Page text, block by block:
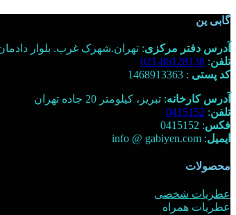
گابی ین
آدرس دفتر مرکزی: تهران.شهرک غرب. بلوار دادمان.
تلفن:
86128138-021
کد پستی : 1468913363
آدرس کارخانه: تبریز، کیلومتر 20 جاده تهران
تلفن:
0415152
فکس: 0415152
ایمیل: info @ gabiyen.com
محصولات
عطریات شخصی
عطریات همراه